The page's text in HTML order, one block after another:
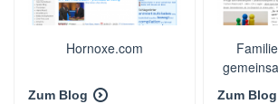
Hornoxe.com
Zum Blog Zum Blog